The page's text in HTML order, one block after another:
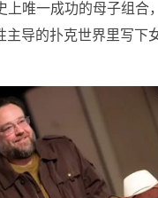
上唯一成功的母子组合
主导的扑克世界里写下